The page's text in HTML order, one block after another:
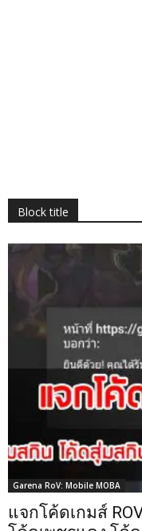
Block title
Garena RoV: Mobile MOBA
แจกโค้ดเกมส์